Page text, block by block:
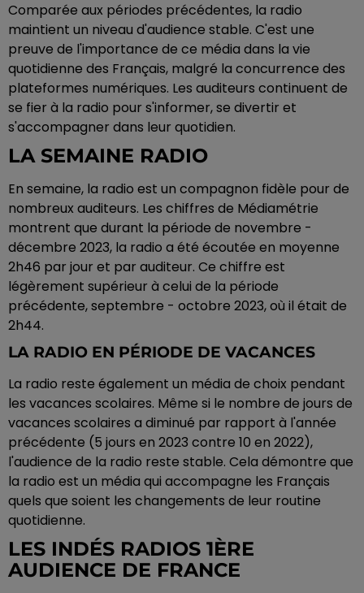
Comparée aux périodes précédentes, la radio
maintient un niveau d'audience stable. C'est une
preuve de l'importance de ce média dans la vie
quotidienne des Français, malgré la concurrence des
plateformes numériques. Les auditeurs continuent de
se fier à la radio pour s'informer, se divertir et
s'accompagner dans leur quotidien.
LA SEMAINE RADIO
En semaine, la radio est un compagnon fidèle pour de
nombreux auditeurs. Les chiffres de Médiamétrie
montrent que durant la période de novembre -
décembre 2023, la radio a été écoutée en moyenne
2h46 par jour et par auditeur. Ce chiffre est
légèrement supérieur à celui de la période
précédente, septembre - octobre 2023, où il était de
2h44.
LA RADIO EN PÉRIODE DE VACANCES
La radio reste également un média de choix pendant
les vacances scolaires. Même si le nombre de jours de
vacances scolaires a diminué par rapport à l'année
précédente (5 jours en 2023 contre 10 en 2022),
l'audience de la radio reste stable. Cela démontre que
la radio est un média qui accompagne les Français
quels que soient les changements de leur routine
quotidienne.
LES INDÉS RADIOS 1ÈRE
AUDIENCE DE FRANCE